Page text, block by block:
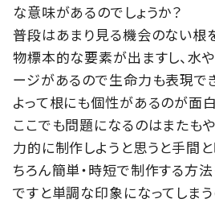
な意味があるのでしょうか？
普段はあまり見る機会のない根
物標本的な要素が出ますし、水
ージがあるので生命力も表現で
よって根にも個性があるのが面
ここでも問題になるのはまたも
力的に制作しようと思うと手間
ちろん簡単・時短で制作する方
ですと単調な印象になってしまう